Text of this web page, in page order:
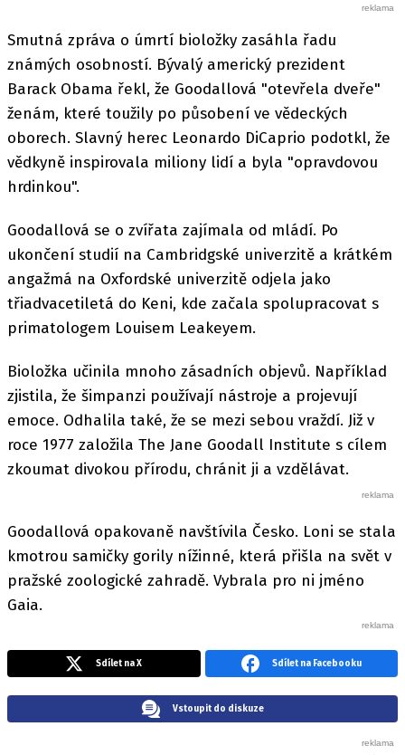
Smutná zpráva o úmrtí bioložky zasáhla řadu
známých osobností. Bývalý americký prezident
Barack Obama řekl, že Goodallová "otevřela dveře"
ženám, které toužily po působení ve vědeckých
oborech. Slavný herec Leonardo DiCaprio podotkl, že
vědkyně inspirovala miliony lidí a byla "opravdovou
hrdinkou".
Goodallová se o zvířata zajímala od mládí. Po
ukončení studií na Cambridgské univerzitě a krátkém
angažmá na Oxfordské univerzitě odjela jako
třiadvacetiletá do Keni, kde začala spolupracovat s
primatologem Louisem Leakeyem.
Bioložka učinila mnoho zásadních objevů. Například
zjistila, že šimpanzi používají nástroje a projevují
emoce. Odhalila také, že se mezi sebou vraždí. Již v
roce 1977 založila The Jane Goodall Institute s cílem
zkoumat divokou přírodu, chránit ji a vzdělávat.
Goodallová opakovaně navštívila Česko. Loni se stala
kmotrou samičky gorily nížinné, která přišla na svět v
pražské zoologické zahradě. Vybrala pro ni jméno
Gaia.
Sdílet na X Sdílet na Facebooku
Vstoupit do diskuze